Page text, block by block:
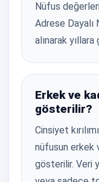
Nüfus
Adrese Dayalı
alınarak
Erkek ve
gösterilir?
Cinsiyet
nüfusun erkek
gösterilir. Veri